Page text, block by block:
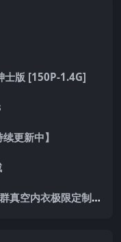
士版 [150P-1.4G]
更新中】
[主播]虎牙主播车老板付费高级群真空内衣极限定制8分19